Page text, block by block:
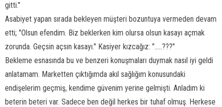
gitti."
Asabiyet yapan sırada bekleyen müşteri bozuntuya vermeden devam
etti; "Olsun efendim. Biz beklerken kim olursa olsun kasayı açmak
zorunda. Geçsin açsın kasayı." Kasiyer kızcağız: ".....???"
Bekleme esnasında bu ve benzeri konuşmaları duymak nasıl iyi geldi
anlatamam. Marketten çıktığımda akıl sağlığım konusundaki
endişelerim geçmiş, kendime güvenim yerine gelmişti. Anladım ki
beterin beteri var. Sadece ben değil herkes bir tuhaf olmuş. Herkese